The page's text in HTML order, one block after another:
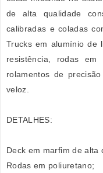
de alta qualidade
calibradas e coladas
Trucks em alumínio de
resistência, rodas
rolamentos de
veloz.
DETALHES:
Deck em marfim de alta
Rodas em poliuretano;